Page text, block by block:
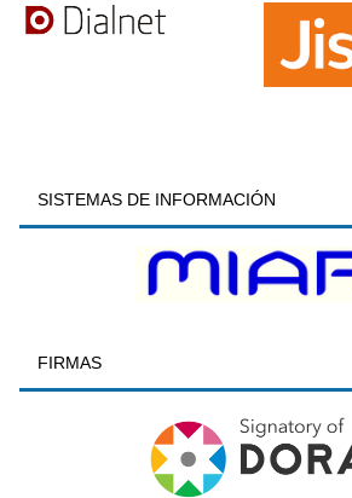
SISTEMAS DE INFORMACIÓN
FIRMAS